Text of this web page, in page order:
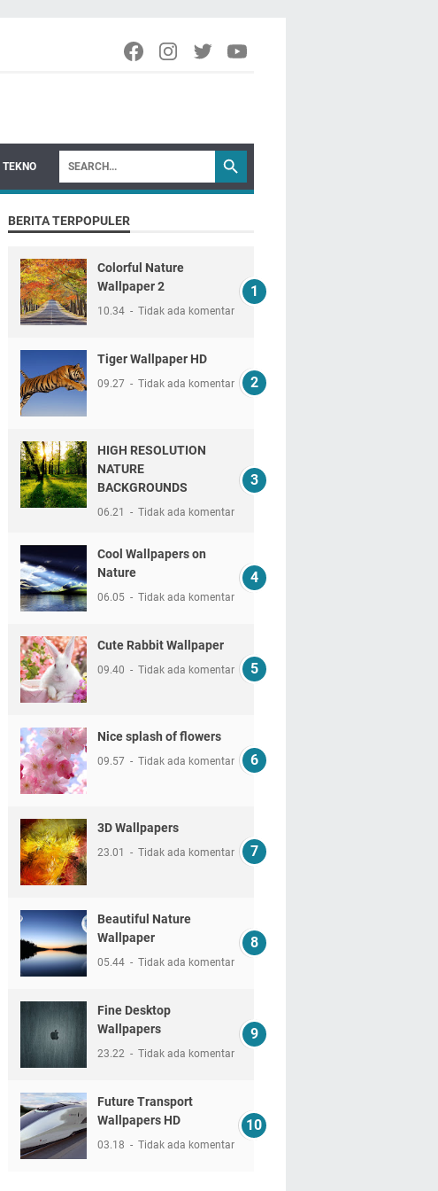
BERITA TERPOPULER
Colorful Nature
Wallpaper 2
10.34 Tidak ada komentar
Tiger Wallpaper HD
09.27 Tidak ada komentar
HIGH RESOLUTION
NATURE
BACKGROUNDS
06.21 Tidak ada komentar
Cool Wallpapers on
Nature
06.05 Tidak ada komentar
Cute Rabbit Wallpaper
09.40 Tidak ada komentar
Nice splash of flowers
09.57 Tidak ada komentar
3D Wallpapers
23.01 Tidak ada komentar
Beautiful Nature
Wallpaper
05.44 Tidak ada komentar
Fine Desktop
Wallpapers
23.22 Tidak ada komentar
Future Transport
Wallpapers HD
03.18 Tidak ada komentar